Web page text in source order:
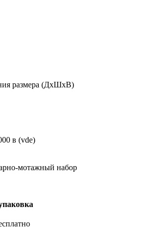
размера (ДхШхВ)
в (vde)
мотажный набор